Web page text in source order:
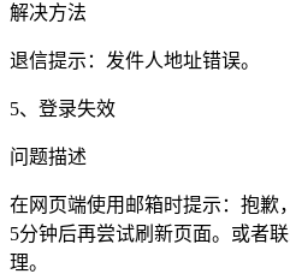
解决方法
退信提示：发件人地址错误。
5、登录失效
问题描述
在网页端使用邮箱时提示：抱歉
5分钟后再尝试刷新页面。或者
理。